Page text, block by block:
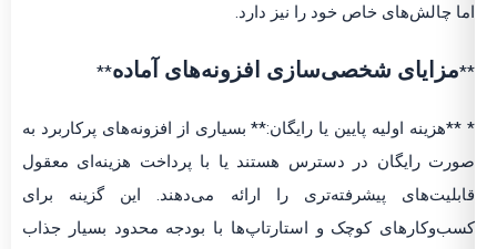
اما چالش‌های خاص خود را نیز دارد.
**مزایای شخصی‌سازی افزونه‌های آماده**
* **هزینه اولیه پایین یا رایگان:** بسیاری از افزونه‌های پرکاربرد به
صورت رایگان در دسترس هستند یا با پرداخت هزینه‌ای معقول
قابلیت‌های پیشرفته‌تری را ارائه می‌دهند. این گزینه برای
کسب‌وکارهای کوچک و استارتاپ‌ها با بودجه محدود بسیار جذاب